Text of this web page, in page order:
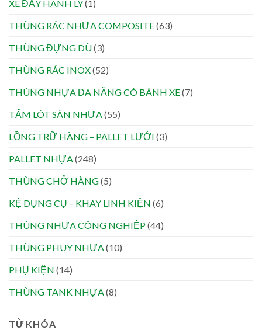
XE ĐẨY HÀNH LÝ(1)
THÙNG RÁC NHỰA COMPOSITE(63)
THÙNG ĐỰNG DÙ(3)
THÙNG RÁC INOX(52)
THÙNG NHỰA ĐA NĂNG CÓ BÁNH XE(7)
TẤM LÓT SÀN NHỰA(55)
LỒNG TRỮ HÀNG – PALLET LƯỚI (3)
PALLET NHỰA(248)
THÙNG CHỞ HÀNG(5)
KỆ DỤNG CỤ – KHAY LINH KIỆN (6)
THÙNG NHỰA CÔNG NGHIỆP(44)
THÙNG PHUY NHỰA(10)
PHỤ KIỆN (14)
THÙNG TANK NHỰA(8)
TỪ KHÓA